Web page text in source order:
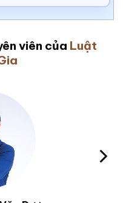
viên của Luật